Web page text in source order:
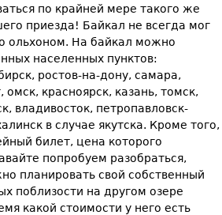
по крайней мере такого же
приезда! Байкал не всегда мог
ольхоном. На байкал можно
населенных пунктов:
ростов-на-дону, самара,
омск, красноярск, казань, томск,
владивосток, петропавловск-
в случае якутска. Кроме того,
билет, цена которого
попробуем разобраться,
планировать свой собственный
поблизости на другом озере
какой стоимости у него есть